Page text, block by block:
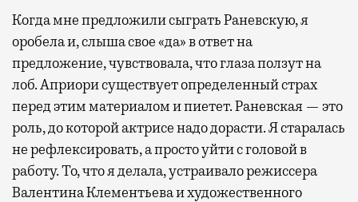
Когда мне предложили сыграть Раневскую, я
оробела и, слыша свое «да» в ответ на
предложение, чувствовала, что глаза ползут на
лоб. Априори существует определенный страх
перед этим материалом и пиетет. Раневская — это
роль, до которой актрисе надо дорасти. Я старалась
не рефлексировать, а просто уйти с головой в
работу. То, что я делала, устраивало режиссера
Валентина Клементьева и художественного